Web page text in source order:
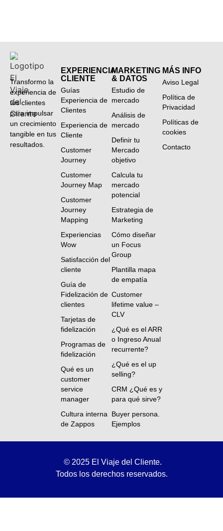
Transformo la
experiencia de
tus clientes
para impulsar
un crecimiento
tangible en tus
resultados.
EXPERIENCIA
CLIENTE
Guías
Experiencia de
Clientes
Experiencia de
Cliente
Customer
Journey
Customer
Journey Map
Customer
Journey
Mapping
Experiencias
Wow
Satisfacción del
cliente
Guía de
Fidelización de
clientes
Tarjetas de
fidelización
Programas de
fidelización
Qué es un
customer
service
manager
Cultura interna
de Zappos
MARKETING
& DATOS
Estudio de
mercado
Análisis de
mercado
Definir tu
Mercado
objetivo
Calcula tu
mercado
potencial
Estrategia de
Marketing
Cómo diseñar
un Focus
Group
Plantilla mapa
de empatía
Customer
lifetime value –
CLV
¿Qué es el ARR
o Ingreso Anual
recurrente?
¿Qué es el up
selling?
CRM ¿Qué es y
para qué sirve?
Buyer persona.
Ejemplos
MÁS INFO
Aviso Legal
Política de
Privacidad
Políticas de
cookies
Contacto
©2025 El Viaje del Cliente.
Todos los derechos reservados.